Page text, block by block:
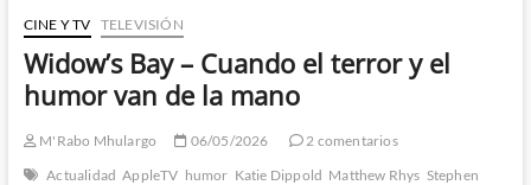
CINE Y TV TELEVISIÓN
Widow’s Bay – Cuando el terror y el
humor van de la mano
M'Rabo Mhulargo 06/05/2026
2 comentarios
Actualidad AppleTV humor Katie Dippold Matthew Rhys Stephen